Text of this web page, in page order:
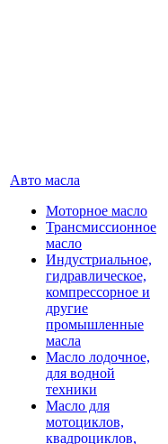
Авто масла
Моторное масло
Трансмиссионное
масло
Индустриальное,
гидравлическое,
компрессорное и
другие
промышленные
масла
Масло лодочное,
для водной
техники
Масло для
мотоциклов,
квадроциклов,